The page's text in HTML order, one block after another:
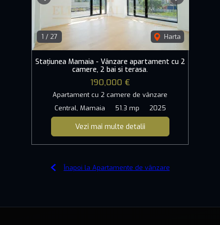
1 / 27 Harta
Stațiunea Mamaia - Vânzare apartament cu 2
camere, 2 bai si terasa.
190,000 €
Apartament cu 2 camere de vânzare
Central, Mamaia
51.3 mp 2025
Vezi mai multe detalii
Înapoi la Apartamente de vânzare